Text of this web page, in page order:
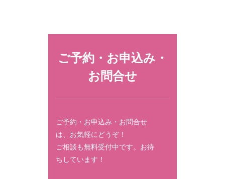
ご予約・お申込み・
お問合せ
ご予約・お申込み・お問合せ
は、お気軽にどうぞ！
ご相談も無料受付中です。お待
ちしています！